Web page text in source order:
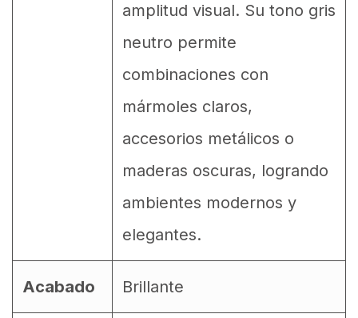
amplitud visual. Su tono gris
neutro permite
combinaciones con
mármoles claros,
accesorios metálicos o
maderas oscuras, logrando
ambientes modernos y
elegantes.
Acabado Brillante